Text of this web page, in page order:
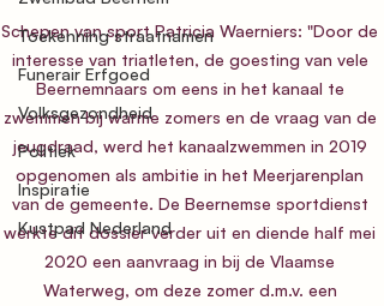
Toekenning straatnamen
Funerair Erfgoed
Volksgezondheid
Politiek
Inspiratie
Kustpad Nederland
Schepen van sport Patricia Waerniers: "Door de
interesse van triatleten, de goesting van vele
Beernemnaars om eens in het kanaal te
zwemmen bij warme zomers en de vraag van de
jeugdraad, werd het kanaalzwemmen in 2019
opgenomen als ambitie in het Meerjarenplan
van de gemeente. De Beernemse sportdienst
werkte dit dossier verder uit en diende half mei
2020 een aanvraag in bij de Vlaamse
Waterweg, om deze zomer d.m.v. een